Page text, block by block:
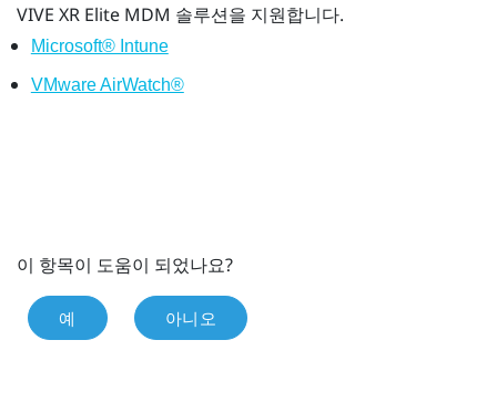
VIVE XR Elite MDM 솔루션을 지원합니다.
Microsoft® Intune
VMware AirWatch®
이 항목이 도움이 되었나요?
예 아니오